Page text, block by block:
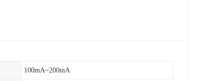
100mA~200mA